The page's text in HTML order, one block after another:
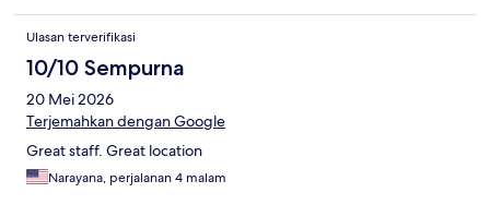
Ulasan terverifikasi
10/10 Sempurna
20 Mei 2026
Terjemahkan dengan Google
Great staff. Great location
Narayana, perjalanan 4 malam